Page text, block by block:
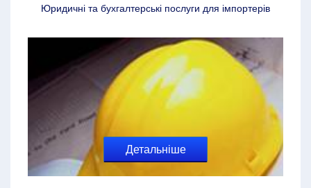
Юридичні та бухгалтерські послуги для імпортерів
Детальніше